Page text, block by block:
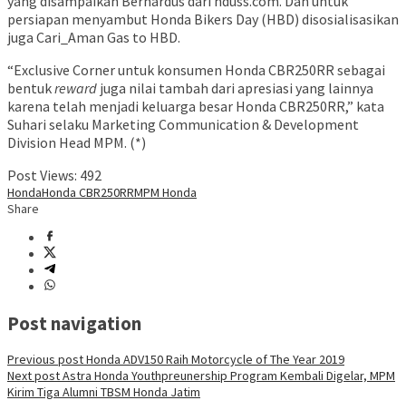
persiapan menyambut Honda Bikers Day (HBD) disosialisasikan
juga Cari_Aman Gas to HBD.
“Exclusive Corner untuk konsumen Honda CBR250RR sebagai
bentukreward juga nilai tambah dari apresiasi yang lainnya
karena telah menjadi keluarga besar Honda CBR250RR,” kata
Suhari selaku Marketing Communication & Development
Division Head MPM. (*)
Post Views: 492
HondaHonda CBR250RRMPM Honda
Share
Post navigation
Previous postHonda ADV150 Raih Motorcycle of The Year 2019
Next postAstra Honda Youthpreunership Program Kembali Digelar, MPM
Kirim Tiga Alumni TBSM Honda Jatim